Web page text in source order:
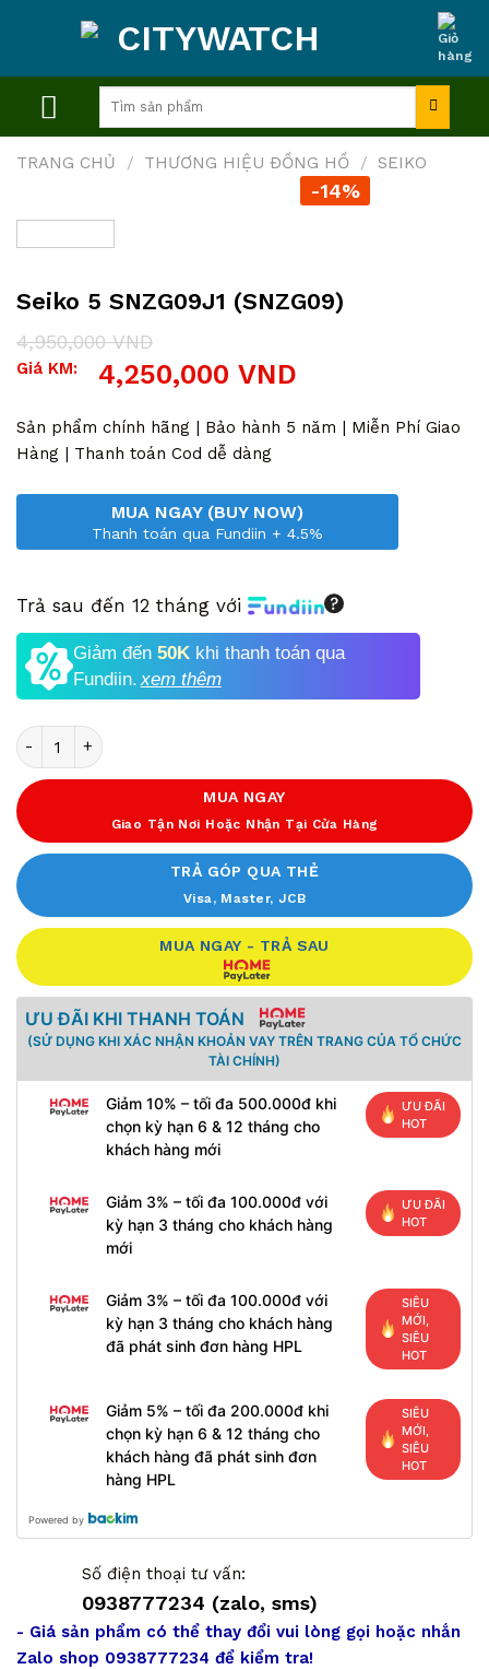
kiếm:
TRANG CHỦ / THƯƠNG HIỆU ĐỒNG HỒ / SEIKO
-14%
Seiko 5 SNZG09J1 (SNZG09)
4,950,000VND
Giá
4,950,000 VND.
4,250,000 VND
Giá
là:
4,250,000 VND.
Giá KM:
Sản phẩm chính hãng | Bảo hành 5 năm | Miễn Phí Giao
Hàng | Thanh toán Cod dễ dàng
MUA NGAY (BUY NOW)
Thanh toán qua Fundiin + 4.5%
Trả sau đến 12 tháng với
Giảm đến 50K khi thanh toán qua
Fundiin.xem thêm
Số lượng
MUA NGAY
Giao Tận Nơi Hoặc Nhận Tại Cửa Hàng
TRẢ GÓP QUA THẺ
Visa, Master, JCB
MUA NGAY - TRẢ SAU
ƯU ĐÃI KHI THANH TOÁN
(SỬ DỤNG KHI XÁC NHẬN KHOẢN VAY TRÊN TRANG CỦA TỔ CHỨC
TÀI CHÍNH)
Giảm 10% – tối đa 500.000đ khi
chọn kỳ hạn 6 & 12 tháng cho
khách hàng mới
ƯU ĐÃI
HOT
Giảm 3% – tối đa 100.000đ với
kỳ hạn 3 tháng cho khách hàng
mới
ƯU ĐÃI
HOT
Giảm 3% – tối đa 100.000đ với
kỳ hạn 3 tháng cho khách hàng
đã phát sinh đơn hàng HPL
SIÊU
MỚI,
SIÊU
HOT
Giảm 5% – tối đa 200.000đ khi
chọn kỳ hạn 6 & 12 tháng cho
khách hàng đã phát sinh đơn
hàng HPL
SIÊU
MỚI,
SIÊU
HOT
Powered by
Số điện thoại tư vấn:
0938777234 (zalo, sms)
- Giá sản phẩm có thể thay đổi vui lòng gọi hoặc nhắn
Zalo shop 0938777234 để kiểm tra!